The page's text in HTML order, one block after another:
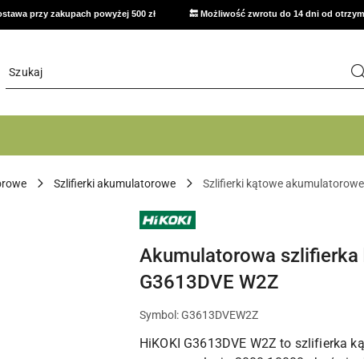
przy zakupach powyżej 500 zł 🔙 Możliwość zwrotu do 14 dni od
Szlifierki akumulatorowe Szlifierki kątowe akumulatorowe
NARZĘDZIA
HIKOKI
BETONU,
MONTAŻU,
I
PRACY
Akumulatorowa
G3613DVE W2Z
Symbol:G3613DVEW2Z
HiKOKI G3613DVE W2Z to szlifierka